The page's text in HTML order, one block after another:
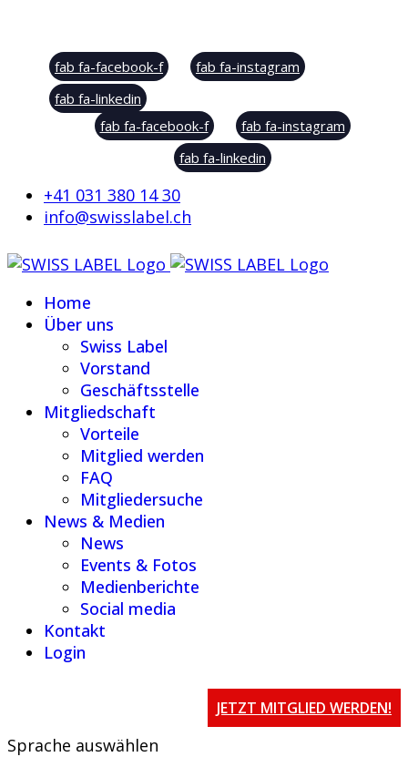
fab fa-facebook-f
fab fa-instagram
fab fa-linkedin
fab fa-facebook-f
fab fa-instagram
fab fa-linkedin
+41 031 380 14 30
info@swisslabel.ch
Home
Über uns
Swiss Label
Vorstand
Geschäftsstelle
Mitgliedschaft
Vorteile
Mitglied werden
FAQ
Mitgliedersuche
News & Medien
News
Events & Fotos
Medienberichte
Social media
Kontakt
Login
JETZT MITGLIED WERDEN!
Sprache auswählen